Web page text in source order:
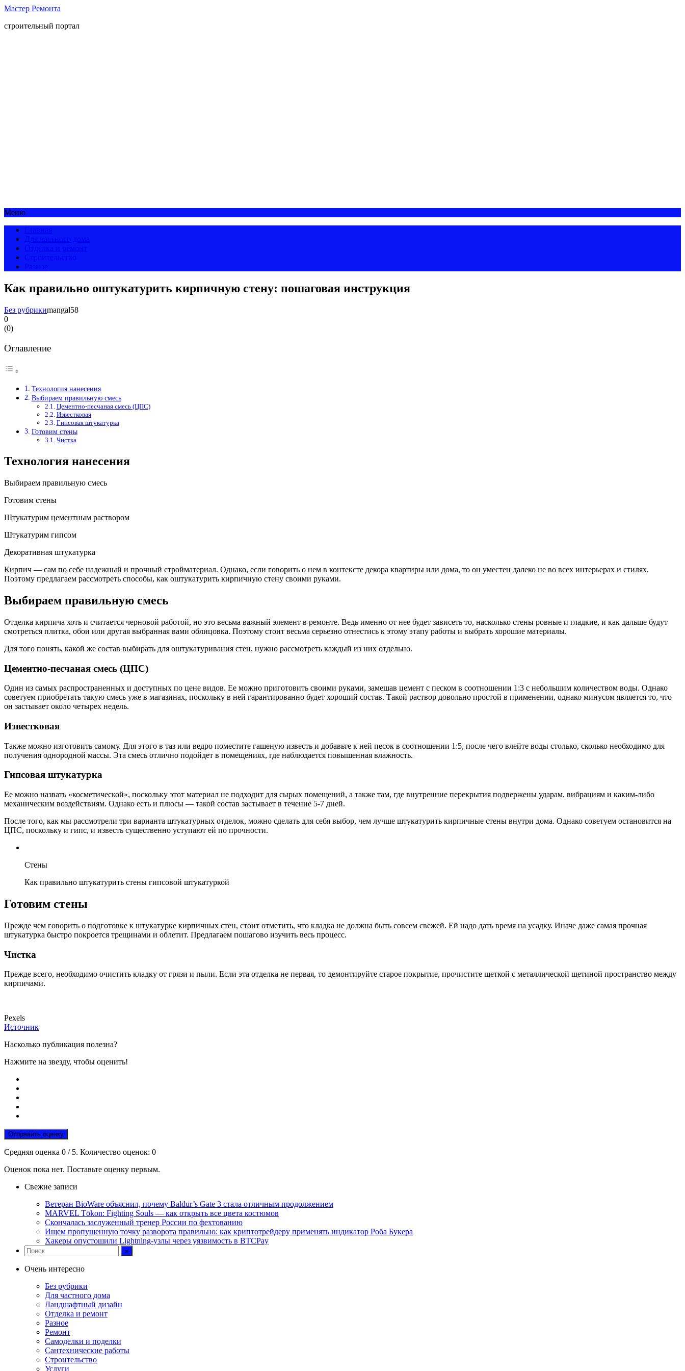
Мастер Ремонта
строительный портал
Меню
Как правильно оштукатурить кирпичную стену: пошаговая инструкция
Без рубрикиmangal58
0
(0)
Оглавление
Технология нанесения
Выбираем правильную смесь
Цементно-песчаная смесь (ЦПС)
Известковая
Гипсовая штукатурка
Готовим стены
Чистка
Технология нанесения
Выбираем правильную смесь
Готовим стены
Штукатурим цементным раствором
Штукатурим гипсом
Декоративная штукатурка
Кирпич — сам по себе надежный и прочный стройматериал. Однако, если говорить о нем в контексте декора квартиры или дома, то он уместен далеко не во всех интерьерах и стилях.
Поэтому предлагаем рассмотреть способы, как оштукатурить кирпичную стену своими руками.
Выбираем правильную смесь
Отделка кирпича хоть и считается черновой работой, но это весьма важный элемент в ремонте. Ведь именно от нее будет зависеть то, насколько стены ровные и гладкие, и как дальше будут
смотреться плитка, обои или другая выбранная вами облицовка. Поэтому стоит весьма серьезно отнестись к этому этапу работы и выбрать хорошие материалы.
Для того понять, какой же состав выбирать для оштукатуривания стен, нужно рассмотреть каждый из них отдельно.
Цементно-песчаная смесь (ЦПС)
Один из самых распространенных и доступных по цене видов. Ее можно приготовить своими руками, замешав цемент с песком в соотношении 1:3 с небольшим количеством воды. Однако
советуем приобретать такую смесь уже в магазинах, поскольку в ней гарантированно будет хороший состав. Такой раствор довольно простой в применении, однако минусом является то, что
он застывает около четырех недель.
Известковая
Также можно изготовить самому. Для этого в таз или ведро поместите гашеную известь и добавьте к ней песок в соотношении 1:5, после чего влейте воды столько, сколько необходимо для
получения однородной массы. Эта смесь отлично подойдет в помещениях, где наблюдается повышенная влажность.
Гипсовая штукатурка
Ее можно назвать «косметической», поскольку этот материал не подходит для сырых помещений, а также там, где внутренние перекрытия подвержены ударам, вибрациям и каким-либо
механическим воздействиям. Однако есть и плюсы — такой состав застывает в течение 5-7 дней.
После того, как мы рассмотрели три варианта штукатурных отделок, можно сделать для себя выбор, чем лучше штукатурить кирпичные стены внутри дома. Однако советуем остановится на
ЦПС, поскольку и гипс, и известь существенно уступают ей по прочности.
Стены
Как правильно штукатурить стены гипсовой штукатуркой
Готовим стены
Прежде чем говорить о подготовке к штукатурке кирпичных стен, стоит отметить, что кладка не должна быть совсем свежей. Ей надо дать время на усадку. Иначе даже самая прочная
штукатурка быстро покроется трещинами и облетит. Предлагаем пошагово изучить весь процесс.
Чистка
Прежде всего, необходимо очистить кладку от грязи и пыли. Если эта отделка не первая, то демонтируйте старое покрытие, прочистите щеткой с металлической щетиной пространство между
кирпичами.
Pexels
Источник
Насколько публикация полезна?
Нажмите на звезду, чтобы оценить!
Отправить оценку
Средняя оценка 0 / 5. Количество оценок: 0
Оценок пока нет. Поставьте оценку первым.
Свежие записи
Ветеран BioWare объяснил, почему Baldur’s Gate 3 стала отличным продолжением
MARVEL Tōkon: Fighting Souls — как открыть все цвета костюмов
Скончалась заслуженный тренер России по фехтованию
Ищем пропущенную точку разворота правильно: как криптотрейдеру применять индикатор Роба Букера
Хакеры опустошили Lightning-узлы через уязвимость в BTCPay
Очень интересно
Без рубрики
Для частного дома
Ландшафтный дизайн
Отделка и ремонт
Разное
Ремонт
Самоделки и поделки
Сантехнические работы
Строительство
Услуги